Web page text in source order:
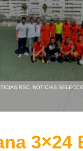
RSC, NOTICIAS
3×24